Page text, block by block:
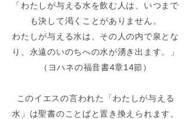
「わたしが与える水を飲む人は、いつまで
も決して渇くことがありません。
わたしが与える水は、その人の内で泉とな
り、永遠のいのちへの水が湧き出ます。」
（ヨハネの福音書4章14節）
このイエスの言われた「わたしが与える
水」は聖書のことばと置き換えられます。